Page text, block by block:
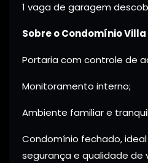
1 vaga de garagem
Sobre o Condomínio Villa
Portaria com controle de
Monitoramento interno;
Ambiente familiar e
Condomínio fechado,
segurança e qualidade de